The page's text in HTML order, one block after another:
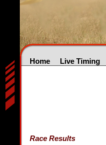
Home Live Timing
Race Results